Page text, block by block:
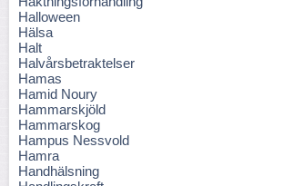
Halloween
Hälsa
Halt
Halvårsbetraktelser
Hamas
Hamid Noury
Hammarskjöld
Hammarskog
Hampus Nessvold
Hamra
Handhälsning